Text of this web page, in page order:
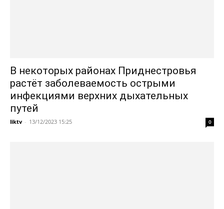
В некоторых районах Приднестровья
растёт заболеваемость острыми
инфекциями верхних дыхательных
путей
liktv - 13/12/2023 15:25 0